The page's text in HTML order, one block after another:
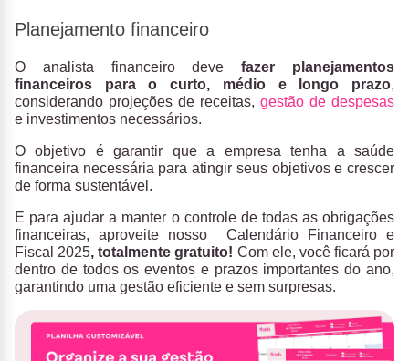
Planejamento financeiro
O analista financeiro devefazer planejamentos
financeiros para o curto, médio e longo prazo,
considerando projeções de receitas, gestão de despesas
e investimentos necessários.
O objetivo é garantir que a empresa tenha a saúde
financeira necessária para atingir seus objetivos e crescer
de forma sustentável.
E para ajudar a manter o controle de todas as obrigações
financeiras, aproveite nosso Calendário Financeiro e
Fiscal 2025, totalmente gratuito! Com ele, você ficará por
dentro de todos os eventos e prazos importantes do ano,
garantindo uma gestão eficiente e sem surpresas.